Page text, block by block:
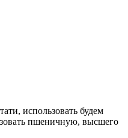
использовать будем
пшеничную, высшего